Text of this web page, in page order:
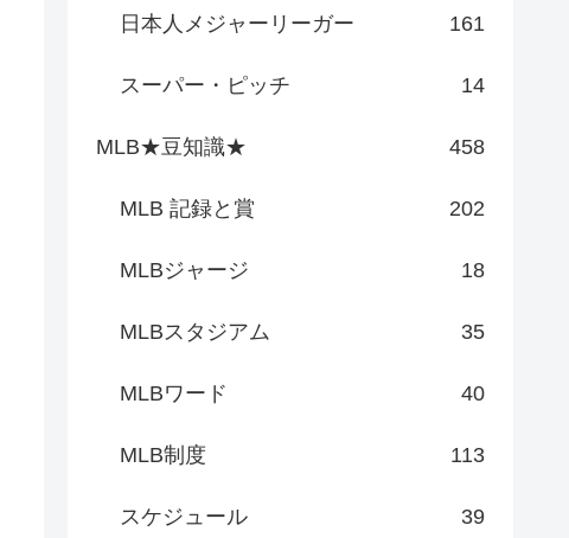
日本人メジャーリーガー 161
スーパー・ピッチ 14
MLB★豆知識★ 458
MLB 記録と賞 202
MLBジャージ 18
MLBスタジアム 35
MLBワード 40
MLB制度 113
スケジュール 39